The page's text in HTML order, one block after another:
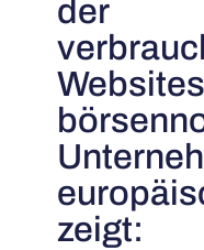
der
Websites
zeigt: